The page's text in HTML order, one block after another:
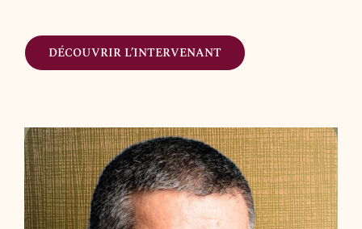
DÉCOUVRIR L’INTERVENANT